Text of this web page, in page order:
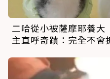
二哈從小被薩摩耶養大
主直呼奇蹟：完全不會